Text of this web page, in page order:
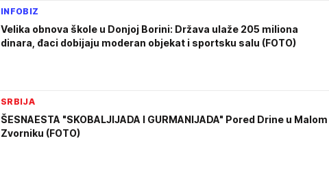
INFOBIZ
Velika obnova škole u Donjoj Borini: Država ulaže 205 miliona
dinara, đaci dobijaju moderan objekat i sportsku salu (FOTO)
SRBIJA
ŠESNAESTA "SKOBALJIJADA I GURMANIJADA" Pored Drine u Malom
Zvorniku (FOTO)